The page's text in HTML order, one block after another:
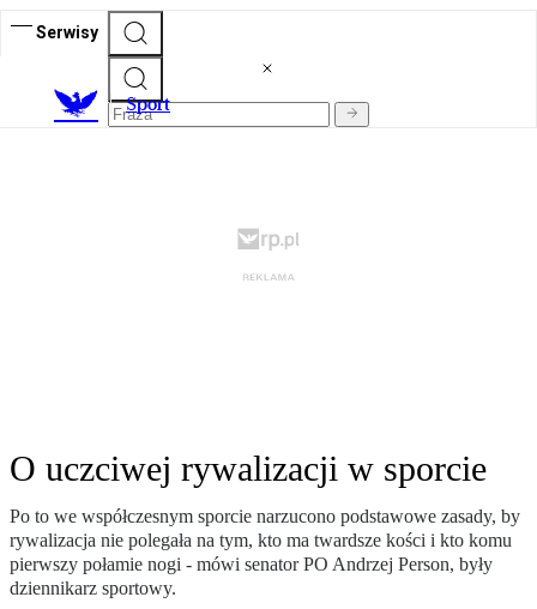
Serwisy
Sport
O uczciwej rywalizacji w sporcie
Po to we współczesnym sporcie narzucono podstawowe zasady, by
rywalizacja nie polegała na tym, kto ma twardsze kości i kto komu
pierwszy połamie nogi - mówi senator PO Andrzej Person, były
dziennikarz sportowy.